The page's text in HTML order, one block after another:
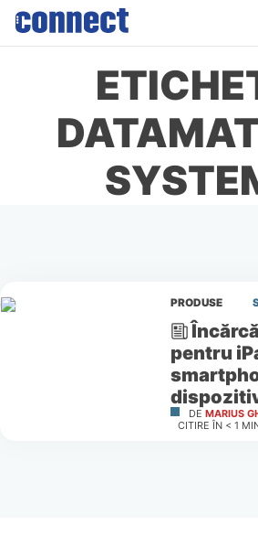
Skip
content
PRODUSE
pentru
DE MARIUS
CITIRE ÎN < 1